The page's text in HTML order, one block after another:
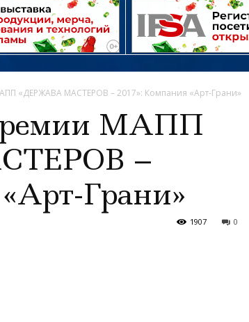
«ДЕРЖАВА МАСТЕРОВ – 2017»: Компания «Арт-Грани»
МАПП
–
Грани»
0
1907